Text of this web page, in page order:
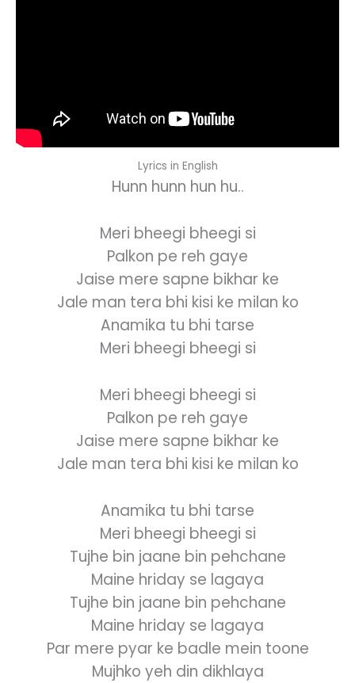
Lyrics in English
Hunn hunn hun hu..
Meri bheegi bheegi si
Palkon pe reh gaye
Jaise mere sapne bikhar ke
Jale man tera bhi kisi ke milan ko
Anamika tu bhi tarse
Meri bheegi bheegi si
Meri bheegi bheegi si
Palkon pe reh gaye
Jaise mere sapne bikhar ke
Jale man tera bhi kisi ke milan ko
Anamika tu bhi tarse
Meri bheegi bheegi si
Tujhe bin jaane bin pehchane
Maine hriday se lagaya
Tujhe bin jaane bin pehchane
Maine hriday se lagaya
Par mere pyar ke badle mein toone
Mujhko yeh din dikhlaya